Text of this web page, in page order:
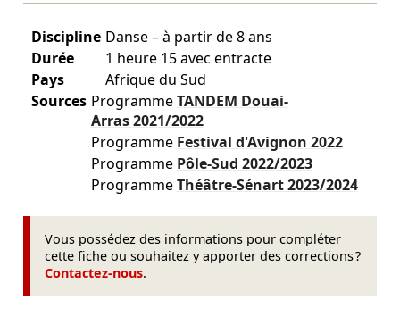
Discipline Danse – à partir de 8 ans
Durée
1 heure 15 avec entracte
Pays
Afrique du Sud
Sources ProgrammeTANDEM Douai-
Arras2021/2022
Programme Festival d'Avignon 2022
Programme Pôle-Sud 2022/2023
ProgrammeThéâtre-Sénart2023/2024
Vous possédez des informations pour compléter
cette fiche ou souhaitez y apporter des corrections ?
Contactez-nous.